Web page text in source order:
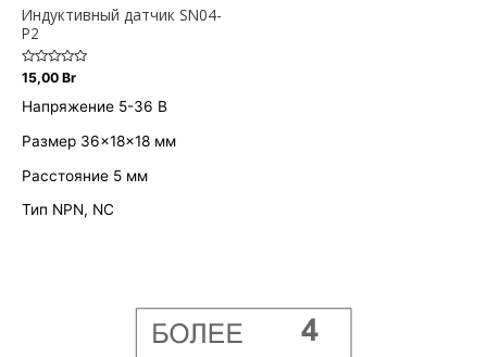
Индуктивный датчик SN04-
P2
Оценка
0
из
5
15,00 Br
Напряжение 5-36 В
Размер 36×18×18 мм
Расстояние 5 мм
Тип NPN, NC